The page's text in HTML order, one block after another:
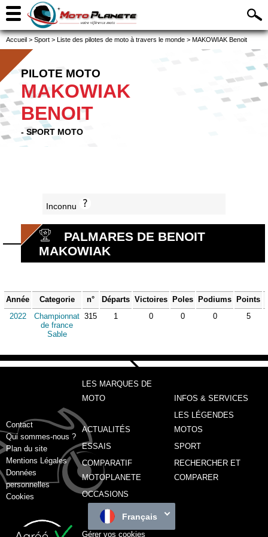
Accueil > Sport > Liste des pilotes de moto à travers le monde > MAKOWIAK Benoit
PILOTE MOTO
MAKOWIAK
BENOIT
- SPORT MOTO
Inconnu
PALMARES DE BENOIT
MAKOWIAK
Année Categorie n° Départs Victoires Poles Podiums Points
2022
Championnat
de france
Sable
315 1 0 0 0 5
Contact
Qui sommes-nous ?
Plan du site
Mentions Légales
Données
personnelles
Cookies
LES MARQUES DE
MOTO
INFOS & SERVICES
ACTUALITÉS
LES LÉGENDES
MOTOS
ESSAIS
SPORT
COMPARATIF
MOTOPLANETE
RECHERCHER ET
COMPARER
OCCASIONS
Français
Gérer vos cookies